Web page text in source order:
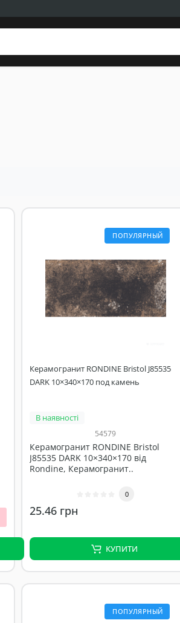
ПОПУЛЯРНЫЙ
Керамогранит RONDINE Bristol J85535
DARK 10×340×170 под камень
В наявності
54579
Керамогранит RONDINE Bristol
J85535 DARK 10×340×170 від
Rondine, Керамогранит..
0
25.46 грн
КУПИТИ
ПОПУЛЯРНЫЙ